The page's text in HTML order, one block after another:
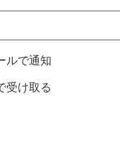
ルで通知
受け取る